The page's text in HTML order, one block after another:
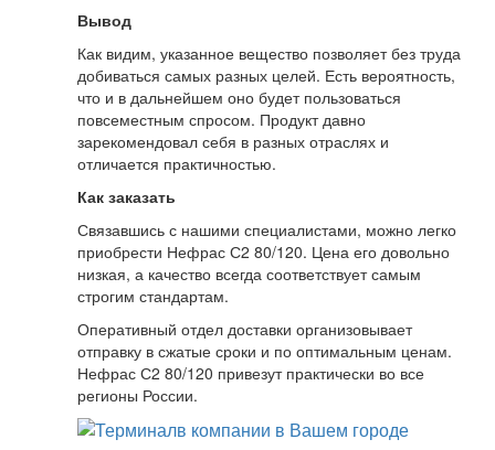
Вывод
Как видим, указанное вещество позволяет без труда
добиваться самых разных целей. Есть вероятность,
что и в дальнейшем оно будет пользоваться
повсеместным спросом. Продукт давно
зарекомендовал себя в разных отраслях и
отличается практичностью.
Как заказать
Связавшись с нашими специалистами, можно легко
приобрести Нефрас С2 80/120. Цена его довольно
низкая, а качество всегда соответствует самым
строгим стандартам.
Оперативный отдел доставки организовывает
отправку в сжатые сроки и по оптимальным ценам.
Нефрас С2 80/120 привезут практически во все
регионы России.